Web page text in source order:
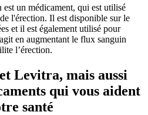
est un médicament, qui est utilisé
l'érection. Il est disponible sur le
et il est également utilisé pour
en augmentant le flux sanguin
l’érection.
Levitra, mais aussi
qui vous aident
santé